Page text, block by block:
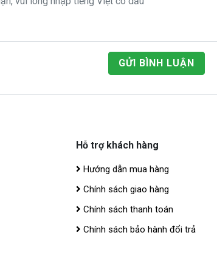
GỬI BÌNH LUẬN
Hỗ trợ khách hàng
Hướng dẫn mua hàng
Chính sách giao hàng
Chính sách thanh toán
Chính sách bảo hành đổi trả